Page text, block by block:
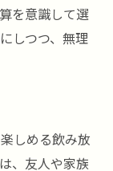
を意識して選
しつつ、無理
しめる飲み放
、友人や家族